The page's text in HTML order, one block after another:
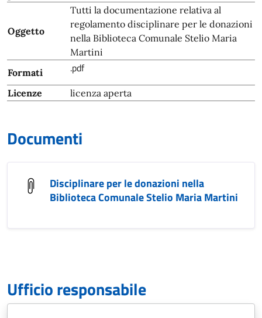
Oggetto
Tutti la documentazione relativa al
regolamento disciplinare per le donazioni
nella Biblioteca Comunale Stelio Maria
Martini
Formati
.pdf
Licenze licenza aperta
Documenti
Disciplinare per le donazioni nella
Biblioteca Comunale Stelio Maria Martini
Ufficio responsabile